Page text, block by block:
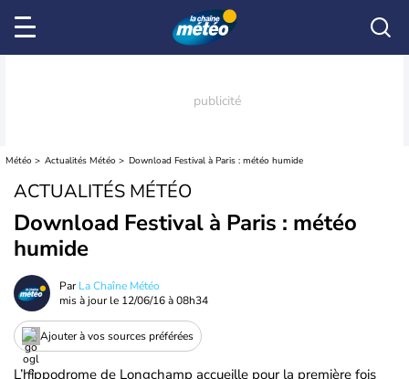
Météo Actualités Météo Download Festival à Paris : météo humide
ACTUALITÉS MÉTÉO
Download Festival à Paris : météo
humide
ParLa Chaîne Météo
mis à jour le 12/06/16 à 08h34
Ajouter à vos sources préférées
L’hippodrome de Longchamp accueille pour la première fois